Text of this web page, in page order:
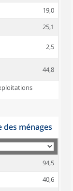
19,0
25,1
2,5
44,8
des ménages
94,5
40,6